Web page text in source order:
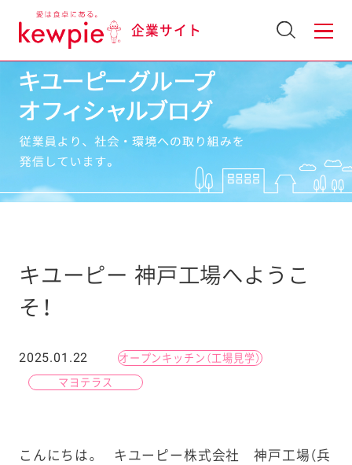
企業サイト
キユーピー 神戸工場へようこ
そ！
2025.01.22 オープンキッチン（工場見学）
マヨテラス
こんにちは。 キユーピー株式会社 神戸工場（兵